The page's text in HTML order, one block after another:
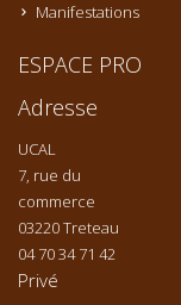
Manifestations
ESPACE PRO
Adresse
UCAL
7, rue du
commerce
03220 Treteau
04 70 34 71 42
Privé